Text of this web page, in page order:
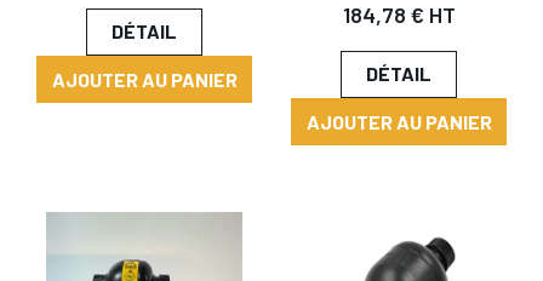
DÉTAIL
AJOUTER AU PANIER
184,78 € HT
DÉTAIL
AJOUTER AU PANIER